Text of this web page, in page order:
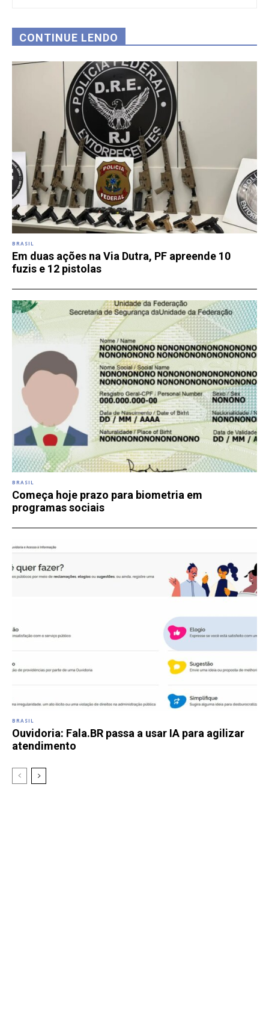
CONTINUE LENDO
BRASIL
Em duas ações na Via Dutra, PF apreende 10
fuzis e 12 pistolas
BRASIL
Começa hoje prazo para biometria em
programas sociais
BRASIL
Ouvidoria: Fala.BR passa a usar IA para agilizar
atendimento